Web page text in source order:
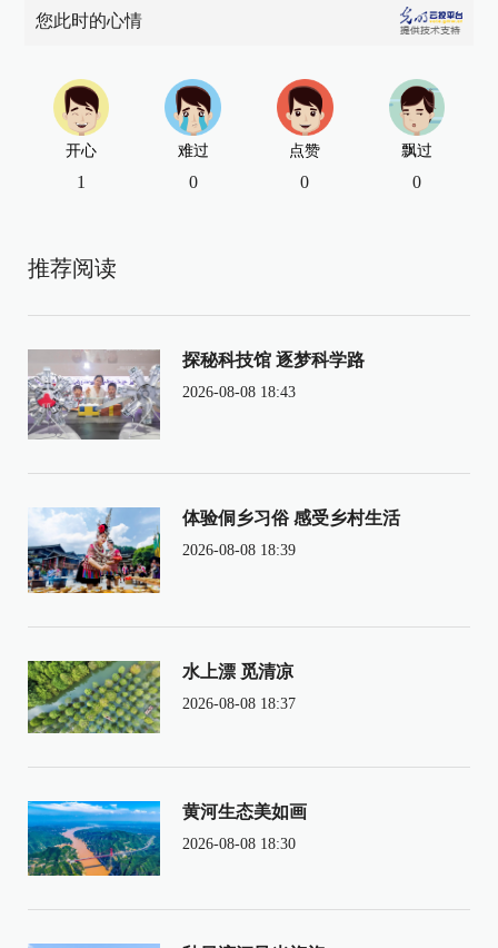
您此时的心情
开心
1
难过
0
点赞
0
飘过
0
推荐阅读
探秘科技馆 逐梦科学路
2026-08-08 18:43
体验侗乡习俗 感受乡村生活
2026-08-08 18:39
水上漂 觅清凉
2026-08-08 18:37
黄河生态美如画
2026-08-08 18:30